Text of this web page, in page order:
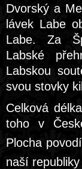
Dvorský a
lávek Labe
Labe. Za
Labské
Labskou
svou stovky
Celková
toho v
Plocha
naší